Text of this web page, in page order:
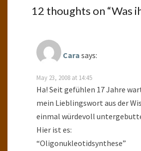
12 thoughts on “Was
Cara says:
May 23, 2008 at 14:45
Ha! Seit gefühlen 17 Jahre
mein Lieblingswort aus der
einmal würdevoll
Hier ist es:
“Oligonukleotidsynthese”